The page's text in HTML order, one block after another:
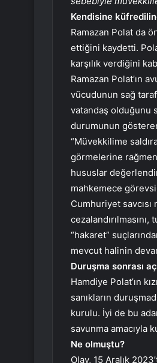
Kendisine
Ramazan Polat da
ettiğini kaydetti.
karşılık verdiğini
Ramazan Polat’ın
vücudunun sağ
vatandaş olduğunu
durumunun
“Müvekkilime
görmelerine
hususlar
mahkemece
Cumhuriyet
“hakaret”
mevcut halinin
Duruşma sonrası
Hamdiye Polat’ın
sanıkların
kurulu. İyi de bu
savunma amacıyla
Ne olmuştu?
Olay, 15 Aralık